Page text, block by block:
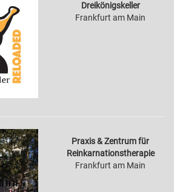
Dreikönigskeller
Frankfurt am Main
Praxis & Zentrum für
Reinkarnationstherapie
Frankfurt am Main